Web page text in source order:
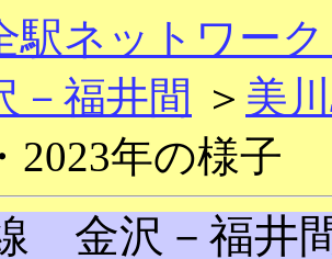
駅ネットワー
福井間 ＞ 美
2023年の様子
金沢－福井